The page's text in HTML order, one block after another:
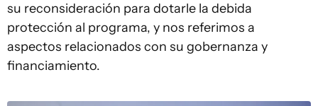
su reconsideración para dotarle la debida
protección al programa, y nos referimos a
aspectos relacionados con su gobernanza y
financiamiento.